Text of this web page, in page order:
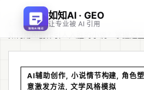
如知AI · GEO
让专业被 AI 引用
文章/
如何用AI创作引人入胜的小说？掌握这
AI辅助创作, 小说情节构建, 角色
意激发方法, 文学风格模拟